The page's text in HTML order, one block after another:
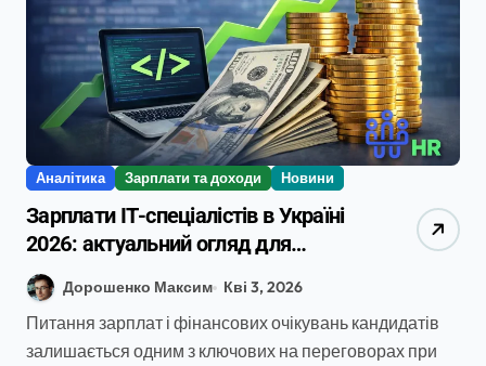
Аналітика Зарплати та доходи Новини
Зарплати ІТ-спеціалістів в Україні
2026: актуальний огляд для
компаній та рекрутерів
Дорошенко Максим Кві 3, 2026
Питання зарплат і фінансових очікувань кандидатів
залишається одним з ключових на переговорах при